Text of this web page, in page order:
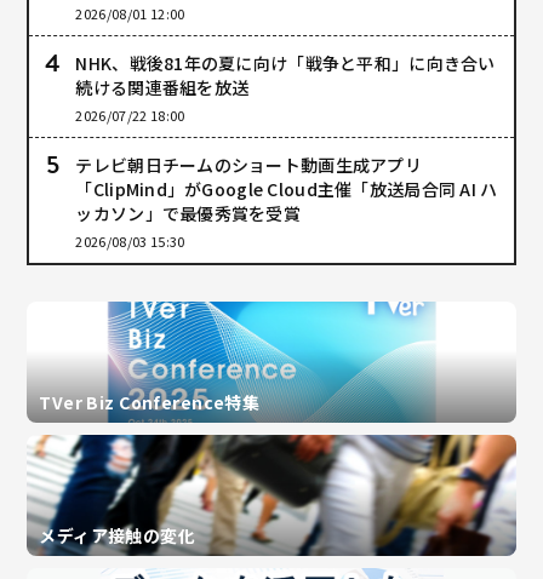
2026/08/01 12:00
NHK、戦後81年の夏に向け「戦争と平和」に向き合い
続ける関連番組を放送
2026/07/22 18:00
テレビ朝日チームのショート動画生成アプリ
「ClipMind」がGoogle Cloud主催「放送局合同 AI ハ
ッカソン」で最優秀賞を受賞
2026/08/03 15:30
TVer Biz Conference特集
メディア接触の変化